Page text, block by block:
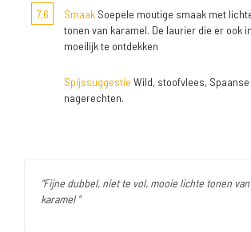
7,6 Smaak Soepele moutige smaak met
tonen van karamel. De laurier die er ook
moeilijk te ontdekken
Spijssuggestie Wild, stoofvlees,
nagerechten.
"Fijne dubbel, niet te vol, mooie lichte tonen
karamel "